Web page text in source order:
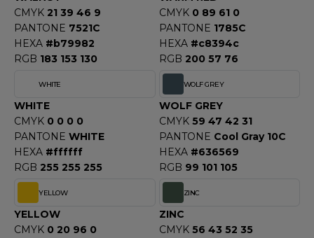
CMYK 21 39 46 9
PANTONE 7521C
HEXA #b79982
RGB 183 153 130
CMYK 0 89 61 0
PANTONE 1785C
HEXA #c8394c
RGB 200 57 76
WHITE
WHITE
CMYK 0 0 0 0
PANTONE WHITE
HEXA #ffffff
RGB 255 255 255
WOLF GREY
WOLF GREY
CMYK 59 47 42 31
PANTONE Cool Gray 10C
HEXA #636569
RGB 99 101 105
YELLOW
YELLOW
CMYK 0 20 96 0
ZINC
ZINC
CMYK 56 43 52 35